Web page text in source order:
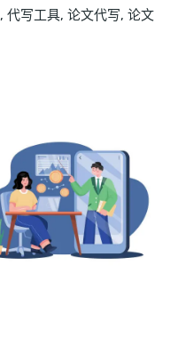
, 代写工具, 论文代写, 论文